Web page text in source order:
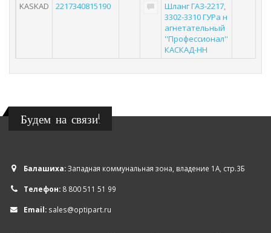
KASKAD
2217340815190
Шланг ГАЗ-2217,
3302-3310 ГУРа н
агнетательный
''Профессионал''
КАСКАД-НН
Будем на связи!
Балашиха:Западная коммунальная зона, владение 1А, стр.3Б
Телефон: 8 800 511 51 99
Email: sales@optipart.ru